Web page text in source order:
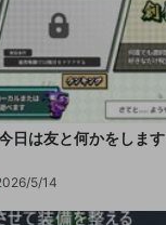
日は友と何かをします
5/14